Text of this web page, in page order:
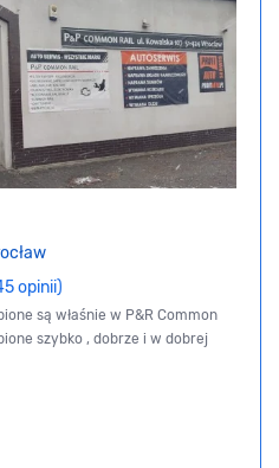
opinii)
są właśnie w P&R Common
szybko , dobrze i w dobrej